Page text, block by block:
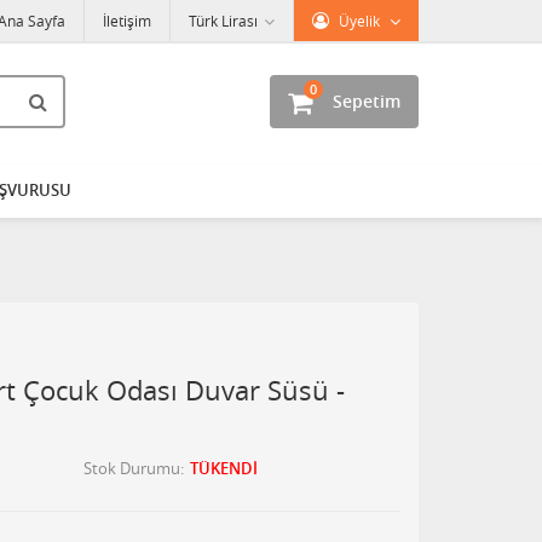
Üyelik
Türk Lirası
Sayfa İletişim
Sepetim
0
Çocuk Odası Duvar Süsü -
Stok Durumu TÜKENDİ